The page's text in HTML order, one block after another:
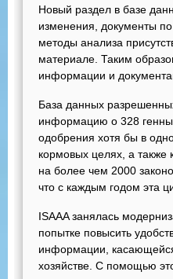
Новый раздел в базе
изменения, документы
методы анализа
материале. Таким
информации и
База данных
информацию о 328
одобрения хотя бы в
кормовых целях, а также
на более чем 2000
что с каждым годом эта
ISAAA занялась
попытке повысить
информации, касающейся
хозяйстве. С помощью